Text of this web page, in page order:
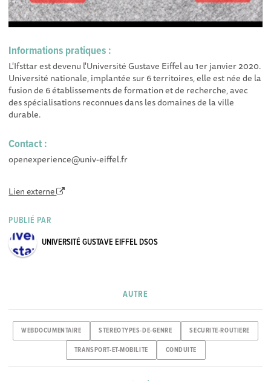
Informations pratiques :
L'Ifsttar est devenu l'Université Gustave Eiffel au 1er janvier 2020.
Université nationale, implantée sur 6 territoires, elle est née de la
fusion de 6 établissements de formation et de recherche, avec
des spécialisations reconnues dans les domaines de la ville
durable.
Contact :
openexperience@univ-eiffel.fr
Lien externe
PUBLIÉ PAR
UNIVERSITÉ GUSTAVE EIFFEL DSOS
AUTRE
WEBDOCUMENTAIRE STEREOTYPES-DE-GENRE SECURITE-ROUTIERE
TRANSPORT-ET-MOBILITE CONDUITE